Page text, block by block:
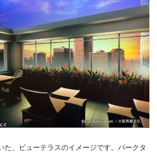
た、ビューテラスのイメージです。パークタ